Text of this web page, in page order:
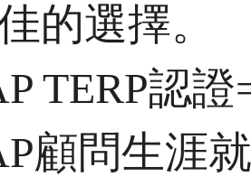
的選擇。
TERP認
顧問生涯